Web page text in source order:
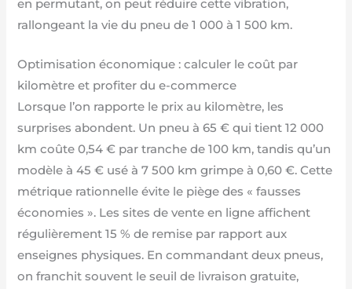
en permutant, on peut réduire cette vibration,
rallongeant la vie du pneu de 1 000 à 1 500 km.
Optimisation économique : calculer le coût par
kilomètre et profiter du e-commerce
Lorsque l’on rapporte le prix au kilomètre, les
surprises abondent. Un pneu à 65 € qui tient 12 000
km coûte 0,54 € par tranche de 100 km, tandis qu’un
modèle à 45 € usé à 7 500 km grimpe à 0,60 €. Cette
métrique rationnelle évite le piège des « fausses
économies ». Les sites de vente en ligne affichent
régulièrement 15 % de remise par rapport aux
enseignes physiques. En commandant deux pneus,
on franchit souvent le seuil de livraison gratuite,